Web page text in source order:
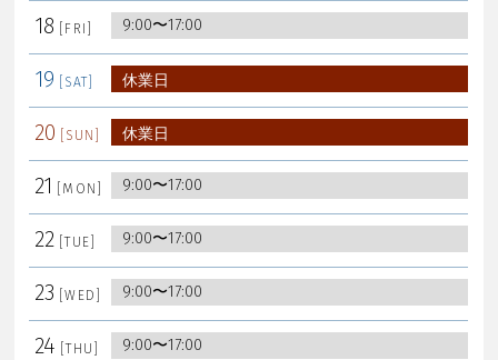
18 9:00〜17:00
19 休業日
20 休業日
21 9:00〜17:00
22 9:00〜17:00
23 9:00〜17:00
24 9:00〜17:00